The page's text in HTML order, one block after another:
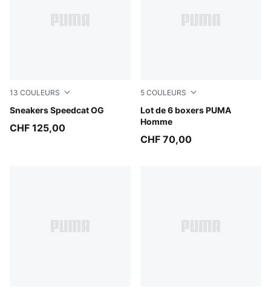
13 COULEURS
Sneakers Speedcat OG
Emerald Ice-PUMA Black
CHF 125,00
5 COULEURS
Lot de 6 boxers PUMA
Homme
black / various logo colors
CHF 70,00